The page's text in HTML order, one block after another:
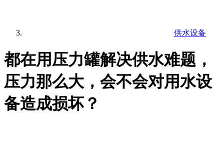
供水设备
都在用压力罐解决供水难题，
压力那么大，会不会对用水设
备造成损坏？